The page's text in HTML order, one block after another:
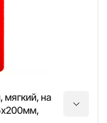
мягкий, на